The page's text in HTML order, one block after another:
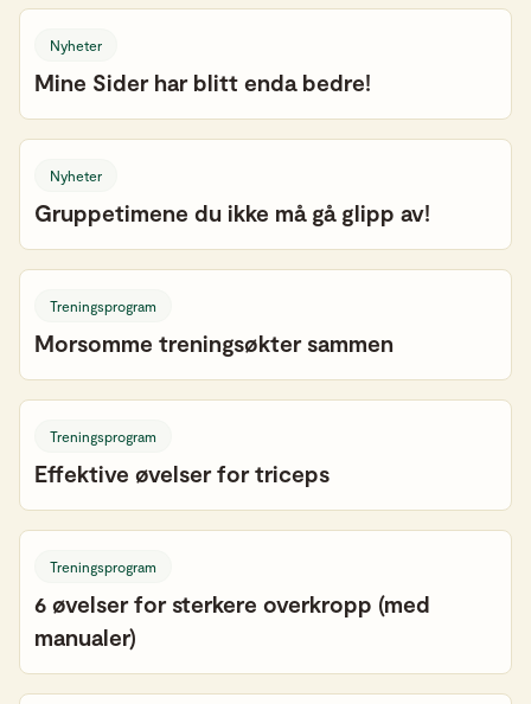
Nyheter
Mine Sider har blitt enda bedre!
Nyheter
Gruppetimene du ikke må gå glipp av!
Treningsprogram
Morsomme treningsøkter sammen
Treningsprogram
Effektive øvelser for triceps
Treningsprogram
6 øvelser for sterkere overkropp (med
manualer)